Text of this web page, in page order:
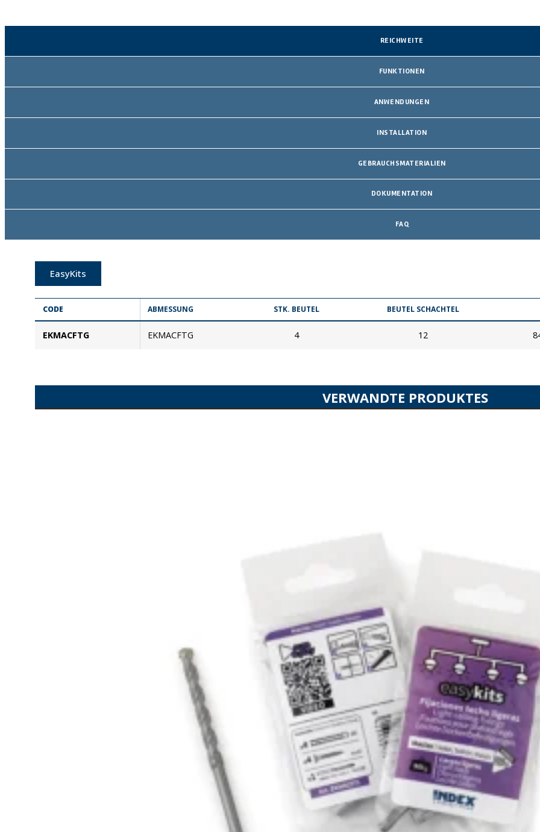
REICHWEITE
FUNKTIONEN
ANWENDUNGEN
INSTALLATION
GEBRAUCHSMATERIALIEN
DOKUMENTATION
FAQ
EasyKits
CODE ABMESSUNG STK. BEUTEL BEUTEL SCHACHTEL
EKMACFTG EKMACFTG 4 12
VERWANDTE PRODUKTES